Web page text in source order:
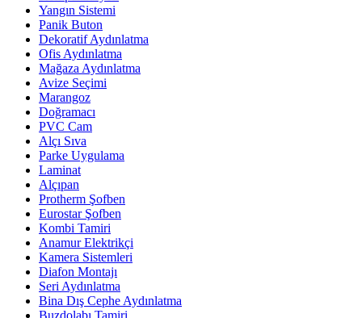
Yangın Sistemi
Panik Buton
Dekoratif Aydınlatma
Ofis Aydınlatma
Mağaza Aydınlatma
Avize Seçimi
Marangoz
Doğramacı
PVC Cam
Alçı Sıva
Parke Uygulama
Laminat
Alçıpan
Protherm Şofben
Eurostar Şofben
Kombi Tamiri
Anamur Elektrikçi
Kamera Sistemleri
Diafon Montajı
Seri Aydınlatma
Bina Dış Cephe Aydınlatma
Buzdolabı Tamiri